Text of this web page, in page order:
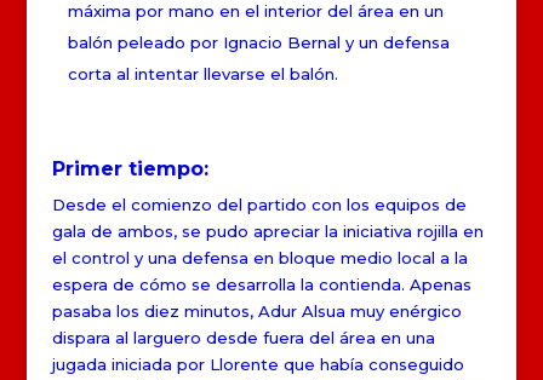
máxima por mano en el interior del área en un
balón peleado por Ignacio Bernal y un defensa
corta al intentar llevarse el balón.
Primer tiempo:
Desde el comienzo del partido con los equipos de
gala de ambos, se pudo apreciar la iniciativa rojilla en
el control y una defensa en bloque medio local a la
espera de cómo se desarrolla la contienda. Apenas
pasaba los diez minutos, Adur Alsua muy enérgico
dispara al larguero desde fuera del área en una
jugada iniciada por Llorente que había conseguido